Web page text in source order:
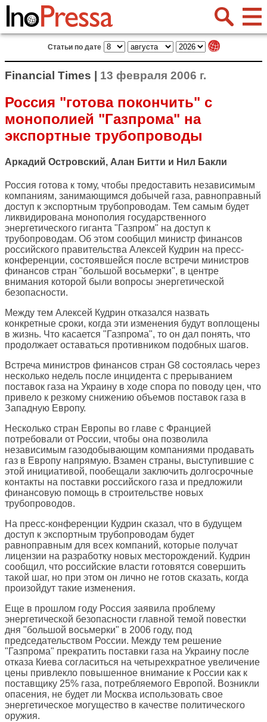
Статьи по дате
Financial Times | 13 февраля 2006 г.
Россия "готова покончить" с
монополией "Газпрома" на
экспортные трубопроводы
Аркадий Островский, Алан Битти и Нил Бакли
Россия готова к тому, чтобы предоставить независимым
компаниям, занимающимся добычей газа, равноправный
доступ к экспортным трубопроводам. Тем самым будет
ликвидирована монополия государственного
энергетического гиганта "Газпром" на доступ к
трубопроводам. Об этом сообщил министр финансов
российского правительства Алексей Кудрин на пресс-
конференции, состоявшейся после встречи министров
финансов стран "большой восьмерки", в центре
внимания которой были вопросы энергетической
безопасности.
Между тем Алексей Кудрин отказался назвать
конкретные сроки, когда эти изменения будут воплощены
в жизнь. Что касается "Газпрома", то он дал понять, что
продолжает оставаться противником подобных шагов.
Встреча министров финансов стран G8 состоялась через
несколько недель после инцидента с прерыванием
поставок газа на Украину в ходе спора по поводу цен, что
привело к резкому снижению объемов поставок газа в
Западную Европу.
Несколько стран Европы во главе с Францией
потребовали от России, чтобы она позволила
независимым газодобывающим компаниями продавать
газ в Европу напрямую. Взамен страны, выступившие с
этой инициативой, пообещали заключить долгосрочные
контакты на поставки российского газа и предложили
финансовую помощь в строительстве новых
трубопроводов.
На пресс-конференции Кудрин сказал, что в будущем
доступ к экспортным трубопроводам будет
равноправным для всех компаний, которые получат
лицензии на разработку новых месторождений. Кудрин
сообщил, что российские власти готовятся совершить
такой шаг, но при этом он лично не готов сказать, когда
произойдут такие изменения.
Еще в прошлом году Россия заявила проблему
энергетической безопасности главной темой повестки
дня "большой восьмерки" в 2006 году, под
председательством России. Между тем решение
"Газпрома" прекратить поставки газа на Украину после
отказа Киева согласиться на четырехкратное увеличение
цены привлекло повышенное внимание к России как к
поставщику 25% газа, потребляемого Европой. Возникли
опасения, не будет ли Москва использовать свое
энергетическое могущество в качестве политического
оружия.